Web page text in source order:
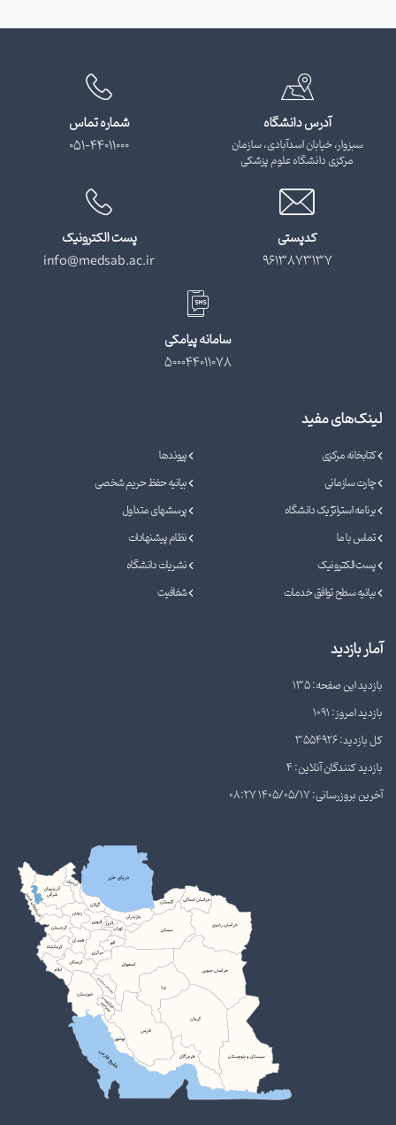
آدرس دانشگاه
سبزوار، خیابان اسدآبادی، سازمان
مرکزی دانشگاه علوم پزشکی
شماره تماس
051-44011000
کدپستی
9613873137
پست الکترونیک
info@medsab.ac.ir
سامانه پیامکی
500044011078
لینک‌های مفید
کتابخانه مرکزی
پیوندها
چارت سازمانی
بیانیه حفظ حریم شخصی
برنامه استراتژیک دانشگاه
پرسشهای متداول
تماس با ما
نظام پیشنهادات
پست الکترونیک
نشریات دانشگاه
بیانیه سطح توافق خدمات
شفافیت
آمار بازدید
بازدید این صفحه: 135
بازدید امروز: 1091
کل بازدید: 3554926
بازدید کنندگان آنلاین: 4
آخرین بروزرسانی: 1405/05/17 08:27